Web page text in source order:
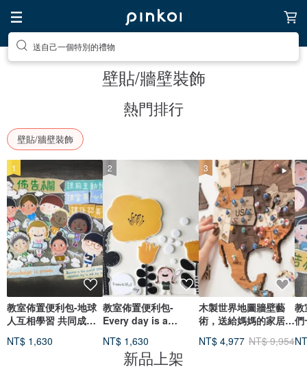
送自己一個特別的禮物
壁貼/牆壁裝飾
熱門排行
壁貼/牆壁裝飾
教室佈置便利包-地球
人互相學習 共同成長
power/
NT$ 1,630
1
教室佈置便利包-
Every day is a
NT$ 1,630
2
木製世界地圖牆壁藝
術，送給媽媽的家居禮
3D 世界地圖
NT$ 4,977 NT$ 9,954
3
教
們
新品上架